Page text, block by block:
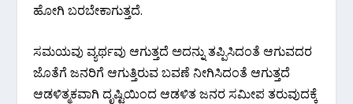
ಹೋಗಿ ಬರಬೇಕಾಗುತ್ತದೆ.
ಸಮಯವು ವ್ಯರ್ಥವು ಆಗುತ್ತದೆ ಅದನ್ನು ತಪ್ಪಿಸಿದಂತೆ ಆಗುವದರ
ಜೊತೆಗೆ ಜನರಿಗೆ ಆಗುತ್ತಿರುವ ಬವಣೆ ನೀಗಿಸಿದಂತೆ ಆಗುತ್ತದೆ
ಆಡಳಿತ್ಮಕವಾಗಿ ದೃಷ್ಟಿಯಿಂದ ಆಡಳಿತ ಜನರ ಸಮೀಪ ತರುವುದಕ್ಕೆ